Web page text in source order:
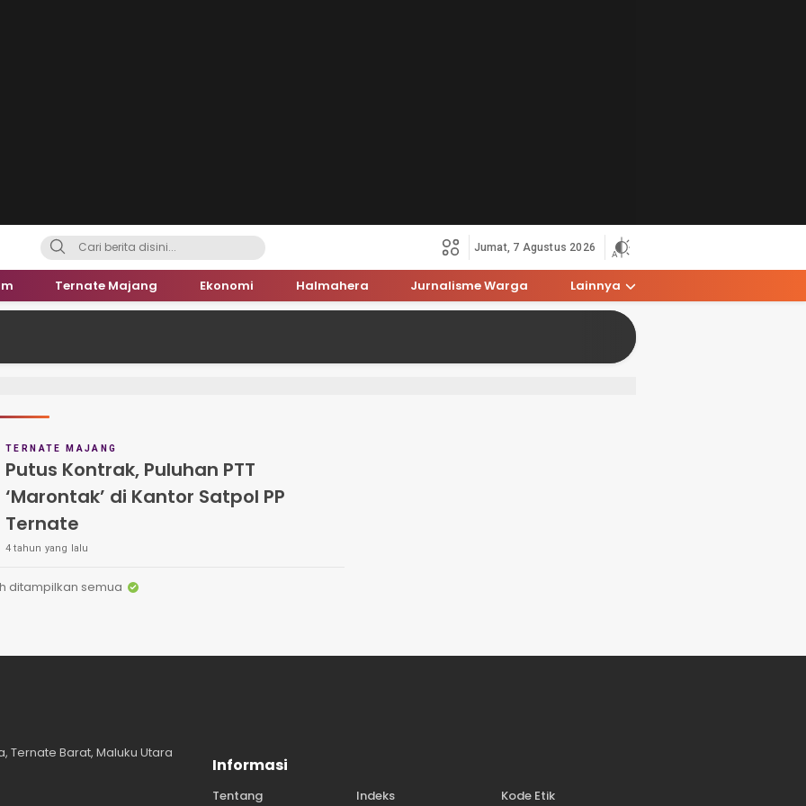
Jumat, 7 Agustus 2026
Ternate Majang Ekonomi Halmahera Jurnalisme Warga Lainnya
TERNATE MAJANG
Putus Kontrak, Puluhan PTT
‘Marontak’ di Kantor Satpol PP
Ternate
4 tahun yang lalu
ditampilkan semua
Ternate Barat, Maluku Utara
Informasi
Tentang Indeks Kode Etik